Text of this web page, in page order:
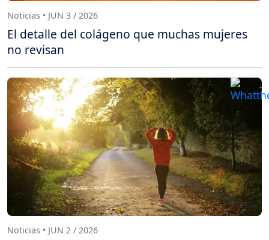
Noticias • JUN 3 / 2026
El detalle del colágeno que muchas mujeres
no revisan
Noticias • JUN 2 / 2026